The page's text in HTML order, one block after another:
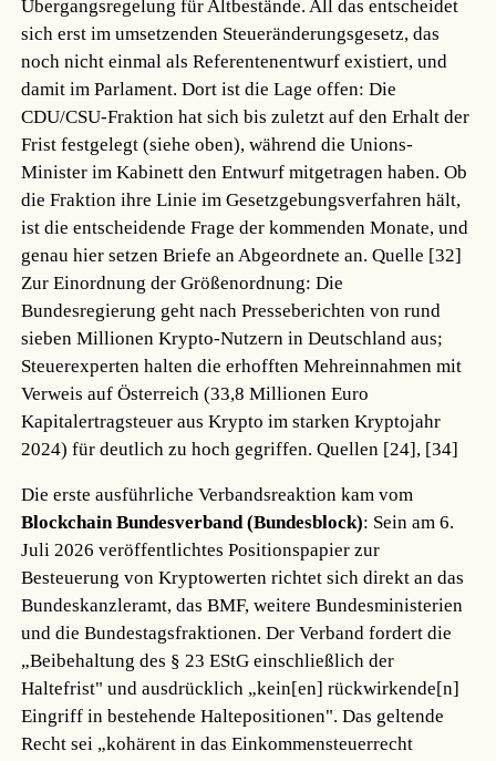
Übergangsregelung für Altbestände. All das entscheidet
sich erst im umsetzenden Steueränderungsgesetz, das
noch nicht einmal als Referentenentwurf existiert, und
damit im Parlament. Dort ist die Lage offen: Die
CDU/CSU-Fraktion hat sich bis zuletzt auf den Erhalt der
Frist festgelegt (siehe oben), während die Unions-
Minister im Kabinett den Entwurf mitgetragen haben. Ob
die Fraktion ihre Linie im Gesetzgebungsverfahren hält,
ist die entscheidende Frage der kommenden Monate, und
genau hier setzen Briefe an Abgeordnete an.Quelle [32]
Zur Einordnung der Größenordnung: Die
Bundesregierung geht nach Presseberichten von rund
sieben Millionen Krypto-Nutzern in Deutschland aus;
Steuerexperten halten die erhofften Mehreinnahmen mit
Verweis auf Österreich (33,8 Millionen Euro
Kapitalertragsteuer aus Krypto im starken Kryptojahr
2024) für deutlich zu hoch gegriffen.Quellen [24], [34]
Die erste ausführliche Verbandsreaktion kam vom
Blockchain Bundesverband (Bundesblock): Sein am 6.
Juli 2026 veröffentlichtes Positionspapier zur
Besteuerung von Kryptowerten richtet sich direkt an das
Bundeskanzleramt, das BMF, weitere Bundesministerien
und die Bundestagsfraktionen. Der Verband fordert die
„Beibehaltung des § 23 EStG einschließlich der
Haltefrist" und ausdrücklich „kein[en] rückwirkende[n]
Eingriff in bestehende Haltepositionen". Das geltende
Recht sei „kohärent in das Einkommensteuerrecht